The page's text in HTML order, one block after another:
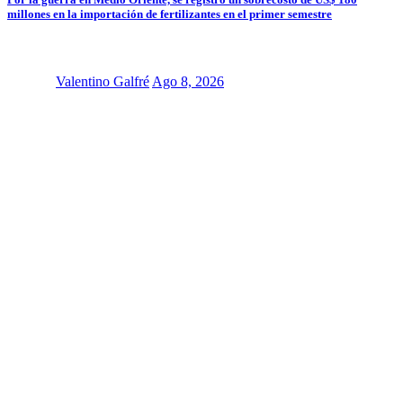
millones en la importación de fertilizantes en el primer semestre
Valentino GalfréAgo 8, 2026